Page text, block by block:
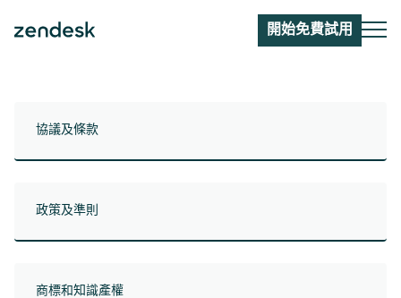
開始免費試用
協議及條款
政策及準則
商標和知識產權